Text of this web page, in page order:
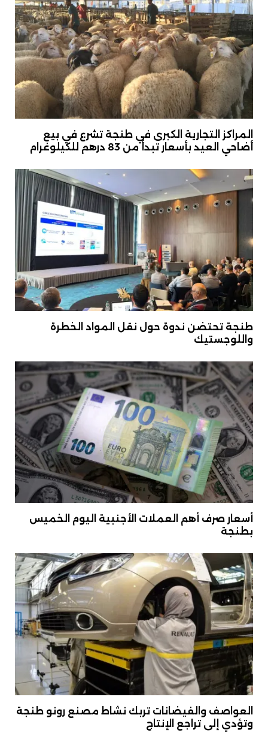
المراكز التجارية الكبرى في طنجة تشرع في بيع
أضاحي العيد بأسعار تبدأ من 83 درهم للكيلوغرام
طنجة تحتضن ندوة حول نقل المواد الخطرة
واللوجستيك
أسعار صرف أهم العملات الأجنبية اليوم الخميس
بطنجة
العواصف والفيضانات تربك نشاط مصنع رونو طنجة
وتؤدي إلى تراجع الإنتاج